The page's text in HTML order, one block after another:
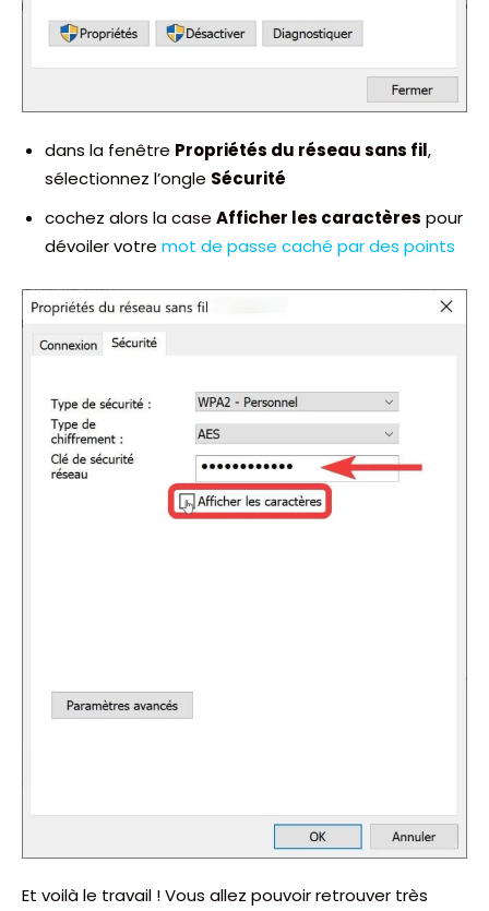
dans la fenêtre Propriétés du réseau sans fil,
sélectionnez l’ongle Sécurité
cochez alors la case Afficher les caractères pour
dévoiler votre mot de passe caché par des points
Et voilà le travail ! Vous allez pouvoir retrouver très